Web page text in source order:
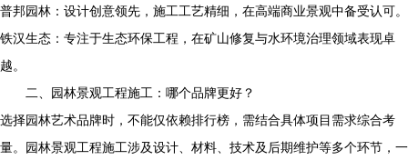
普邦园林：设计创意领先，施工工艺精细，在高端商业景观中备受认可。
铁汉生态：专注于生态环保工程，在矿山修复与水环境治理领域表现卓
越。
二、园林景观工程施工：哪个品牌更好？
选择园林艺术品牌时，不能仅依赖排行榜，需结合具体项目需求综合考
量。园林景观工程施工涉及设计、材料、技术及后期维护等多个环节，一